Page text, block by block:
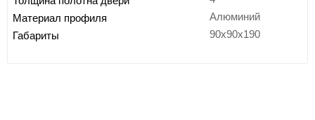
Материал профиля Алюминий
Габариты 90x90x190